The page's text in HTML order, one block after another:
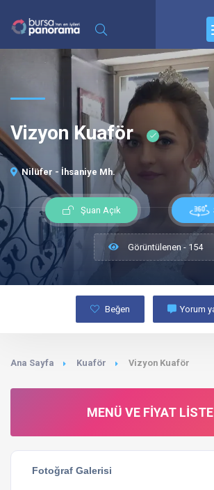
Vizyon Kuaför
Nilüfer - İhsaniye Mh.
Şuan Açık
Görüntülenen - 154
Beğen Yorum
Ana Sayfa Kuaför Vizyon Kuaför
MENÜ VE FIYAT
Fotoğraf Galerisi